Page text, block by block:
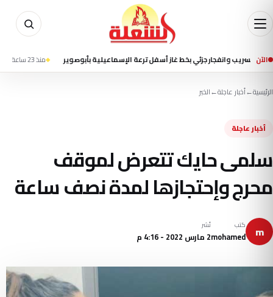
الآن
وانفجار جزئي بخط غاز أسفل ترعة الإسماعيلية بأبوصوير منذ 23 ساعة إعلام
الرئيسية←أخبار عاجلة←الخبر
أخبار عاجلة
سلمى حايك تتعرض لموقف
محرج وإحتجازها لمدة نصف ساعة
m كتب
mohamed
نُشر
2 مارس 2022 - 4:16 م